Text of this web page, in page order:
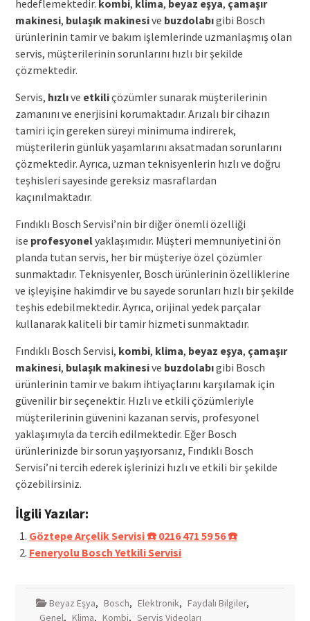
hedeflemektedir. kombi, klima, beyaz eşya, çamaşır
makinesi, bulaşık makinesive buzdolabıgibi Bosch
ürünlerinin tamir ve bakım işlemlerinde uzmanlaşmış olan
servis, müşterilerinin sorunlarını hızlı bir şekilde
çözmektedir.
Servis, hızlıve etkiliçözümler sunarak müşterilerinin
zamanını ve enerjisini korumaktadır. Arızalı bir cihazın
tamiri için gereken süreyi minimuma indirerek,
müşterilerin günlük yaşamlarını aksatmadan sorunlarını
çözmektedir. Ayrıca, uzman teknisyenlerin hızlı ve doğru
teşhisleri sayesinde gereksiz masraflardan
kaçınılmaktadır.
Fındıklı Bosch Servisi’nin bir diğer önemli özelliği
ise profesyonelyaklaşımıdır. Müşteri memnuniyetini ön
planda tutan servis, her bir müşteriye özel çözümler
sunmaktadır. Teknisyenler, Bosch ürünlerinin özelliklerine
ve işleyişine hakimdir ve bu sayede sorunları hızlı bir şekilde
teşhis edebilmektedir. Ayrıca, orijinal yedek parçalar
kullanarak kaliteli bir tamir hizmeti sunmaktadır.
Fındıklı Bosch Servisi, kombi, klima, beyaz eşya, çamaşır
makinesi, bulaşık makinesive buzdolabıgibi Bosch
ürünlerinin tamir ve bakım ihtiyaçlarını karşılamak için
güvenilir bir seçenektir. Hızlı ve etkili çözümleriyle
müşterilerinin güvenini kazanan servis, profesyonel
yaklaşımıyla da tercih edilmektedir. Eğer Bosch
ürünlerinizde bir sorun yaşıyorsanız, Fındıklı Bosch
Servisi’ni tercih ederek işlerinizi hızlı ve etkili bir şekilde
çözebilirsiniz.
İlgili Yazılar:
Göztepe Arçelik Servisi ☎️ 0216 471 59 56 ☎️
Feneryolu Bosch Yetkili Servisi
Beyaz Eşya, Bosch, Elektronik, Faydalı Bilgiler,
Genel, Klima, Kombi, Servis Videoları